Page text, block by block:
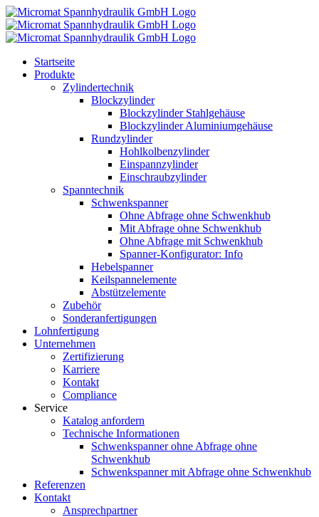
Skip
to
content
Startseite
Produkte
Zylindertechnik
Blockzylinder
Blockzylinder Stahlgehäuse
Blockzylinder Aluminiumgehäuse
Rundzylinder
Hohlkolbenzylinder
Einspannzylinder
Einschraubzylinder
Spanntechnik
Schwenkspanner
Ohne Abfrage ohne Schwenkhub
Mit Abfrage ohne Schwenkhub
Ohne Abfrage mit Schwenkhub
Spanner-Konfigurator: Info
Hebelspanner
Keilspannelemente
Abstützelemente
Zubehör
Sonderanfertigungen
Lohnfertigung
Unternehmen
Zertifizierung
Karriere
Kontakt
Compliance
Service
Katalog anfordern
Technische Informationen
Schwenkspanner ohne Abfrage ohne
Schwenkhub
Schwenkspanner mit Abfrage ohne Schwenkhub
Referenzen
Kontakt
Ansprechpartner